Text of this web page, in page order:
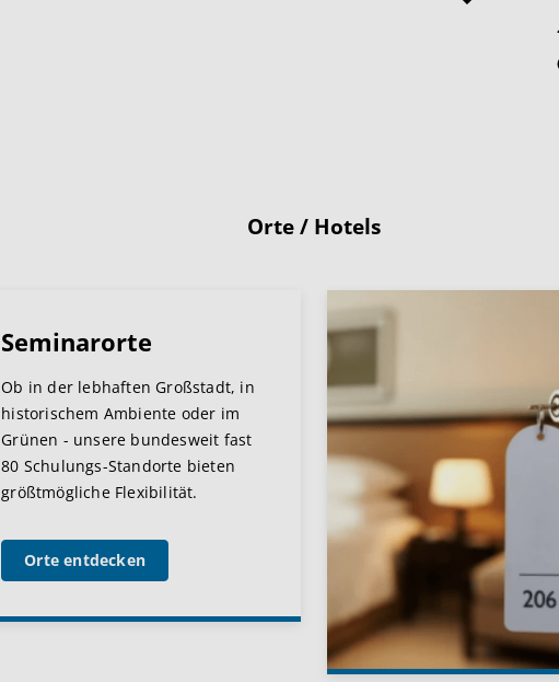
Orte / Hotels
Seminarorte
Ob in der lebhaften Großstadt, in
historischem Ambiente oder im
Grünen - unsere bundesweit fast
80 Schulungs-Standorte bieten
größtmögliche Flexibilität.
Orte entdecken